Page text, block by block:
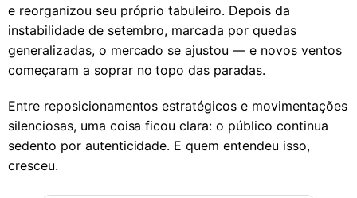
e reorganizou seu próprio tabuleiro. Depois da
instabilidade de setembro, marcada por quedas
generalizadas, o mercado se ajustou — e novos ventos
começaram a soprar no topo das paradas.
Entre reposicionamentos estratégicos e movimentações
silenciosas, uma coisa ficou clara: o público continua
sedento por autenticidade. E quem entendeu isso,
cresceu.